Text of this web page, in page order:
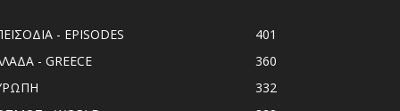
- EPISODES
401
- GREECE
360
332